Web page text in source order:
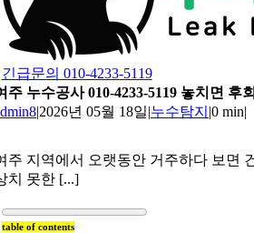
긴급문의 010-4233-5119
주 누수공사 010-4233-5119 놓치면 후
|2026년 05월 18일|누수탐지 |0 min|
주 지역에서 오랫동안 거주하다 보면
치 못한 [...]
table of contents